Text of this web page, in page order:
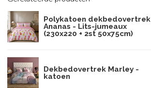
Polykatoen dekbedovertrek
Ananas - Lits-jumeaux
(230x220 + 2st 50x75cm)
Dekbedovertrek Marley -
katoen